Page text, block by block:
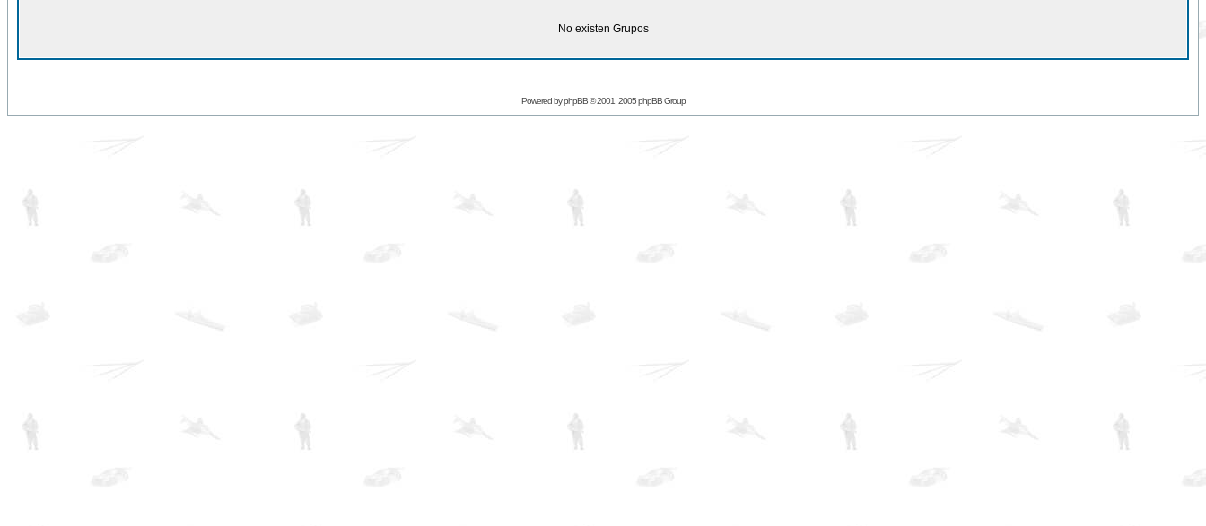
No existen Grupos
Powered byphpBB© 2001, 2005 phpBB Group